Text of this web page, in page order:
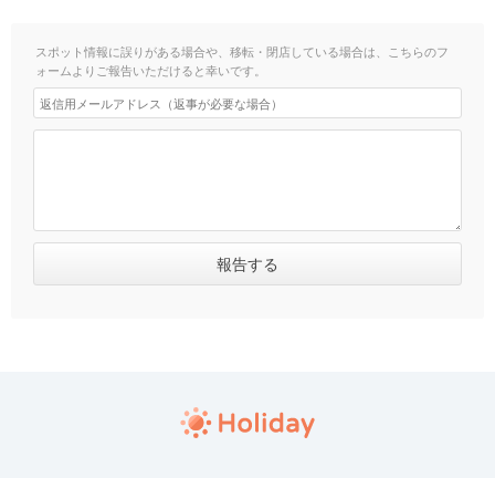
スポット情報に誤りがある場合や、移転・閉店している場合は、こちらのフ
ォームよりご報告いただけると幸いです。